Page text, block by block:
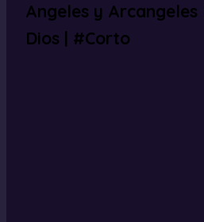
Angeles y
Dios | #Corto